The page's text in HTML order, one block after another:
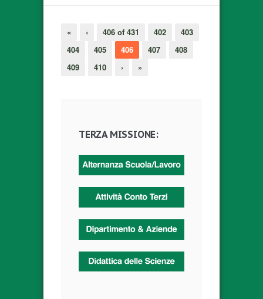
« ‹ 406 of 431 402
403
404
405 406 407
408
409
410 › »
TERZA MISSIONE: